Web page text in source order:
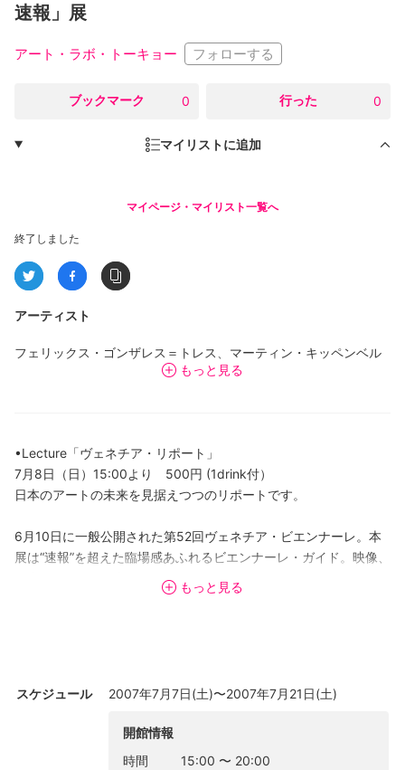
速報」展
アート・ラボ・トーキョー フォローする
ブックマーク 0 行った 0
マイリストに追加
マイページ・マイリスト一覧へ
終了しました
アーティスト
フェリックス・ゴンザレス＝トレス、マーティン・キッペンベル
ガー、ジェーソン・ローズ、ソフィ・カル、トレーシー・エミ
もっと見る
•Lecture「ヴェネチア・リポート」
7月8日（日）15:00より 500円 (1drink付）
日本のアートの未来を見据えつつのリポートです。
6月10日に一般公開された第52回ヴェネチア・ビエンナーレ。本
展は“速報”を超えた臨場感あふれるビエンナーレ・ガイド。映像、
写真、カタログに加えて、フェリックス・ゴンザレス＝トレスの
作品の一部であるポスターやキャンディーなど、会場でしか手に
今回の正式参加国は80カ国近く。台湾など、政治的理由で正式参
加できない国も関連企画として相当数が参加しているおり、他の
国際展と比べて世界情勢がリアルに透けてみえる。
もっと見る
スケジュール 2007年7月7日(土)〜2007年7月21日(土)
開館情報
時間
15:00 〜 20:00